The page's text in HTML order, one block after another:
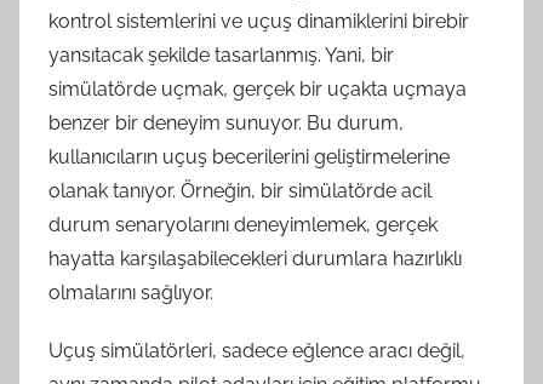
kontrol sistemlerini ve uçuş dinamiklerini birebir
yansıtacak şekilde tasarlanmış. Yani, bir
simülatörde uçmak, gerçek bir uçakta uçmaya
benzer bir deneyim sunuyor. Bu durum,
kullanıcıların uçuş becerilerini geliştirmelerine
olanak tanıyor. Örneğin, bir simülatörde acil
durum senaryolarını deneyimlemek, gerçek
hayatta karşılaşabilecekleri durumlara hazırlıklı
olmalarını sağlıyor.
Uçuş simülatörleri, sadece eğlence aracı değil,